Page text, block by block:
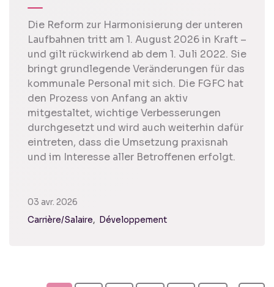
Die Reform zur Harmonisierung der unteren
Laufbahnen tritt am 1. August 2026 in Kraft –
und gilt rückwirkend ab dem 1. Juli 2022. Sie
bringt grundlegende Veränderungen für das
kommunale Personal mit sich. Die FGFC hat
den Prozess von Anfang an aktiv
mitgestaltet, wichtige Verbesserungen
durchgesetzt und wird auch weiterhin dafür
eintreten, dass die Umsetzung praxisnah
und im Interesse aller Betroffenen erfolgt.
03 avr. 2026
Carrière/Salaire
Développement